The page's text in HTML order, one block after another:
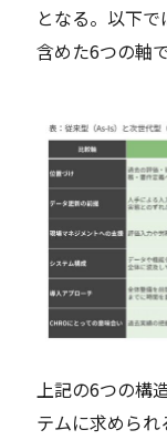
となる。以下
含めた6つの軸
上記の6つの構
テムに求めら